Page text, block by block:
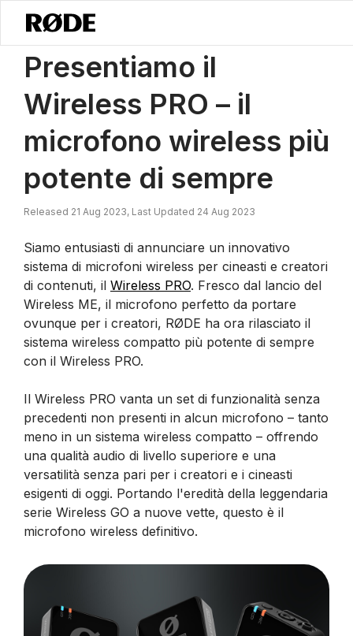
Notizie / Presentiamo Il Wireless PRO – Il Microfono Wireless Più
Presentiamo il
Wireless PRO – il
microfono wireless più
potente di sempre
Released 21 Aug 2023, Last Updated 24 Aug 2023
Siamo entusiasti di annunciare un innovativo
sistema di microfoni wireless per cineasti e creatori
di contenuti, il Wireless PRO. Fresco dal lancio del
Wireless ME, il microfono perfetto da portare
ovunque per i creatori, RØDE ha ora rilasciato il
sistema wireless compatto più potente di sempre
con il Wireless PRO.
Il Wireless PRO vanta un set di funzionalità senza
precedenti non presenti in alcun microfono – tanto
meno in un sistema wireless compatto – offrendo
una qualità audio di livello superiore e una
versatilità senza pari per i creatori e i cineasti
esigenti di oggi. Portando l'eredità della leggendaria
serie Wireless GO a nuove vette, questo è il
microfono wireless definitivo.